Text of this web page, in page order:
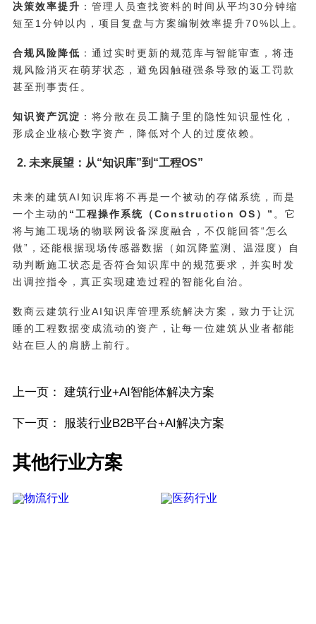
决策效率提升 ：管理人员查找资料的时间从平均30分钟缩
短至1分钟以内，项目复盘与方案编制效率提升70%以上。
合规风险降低 ：通过实时更新的规范库与智能审查，将违
规风险消灭在萌芽状态，避免因触碰强条导致的返工罚款
甚至刑事责任。
知识资产沉淀 ：将分散在员工脑子里的隐性知识显性化，
形成企业核心数字资产，降低对个人的过度依赖。
2. 未来展望：从“知识库”到“工程OS”
未来的建筑AI知识库将不再是一个被动的存储系统，而是
一个主动的 “工程操作系统（Construction OS）” 。它
将与施工现场的物联网设备深度融合，不仅能回答“怎么
做”，还能根据现场传感器数据（如沉降监测、温湿度）自
动判断施工状态是否符合知识库中的规范要求，并实时发
出调控指令，真正实现建造过程的智能化自治。
数商云建筑行业AI知识库管理系统解决方案，致力于让沉
睡的工程数据变成流动的资产，让每一位建筑从业者都能
站在巨人的肩膀上前行。
上一页： 建筑行业+AI智能体解决方案
下一页： 服装行业B2B平台+AI解决方案
其他行业方案